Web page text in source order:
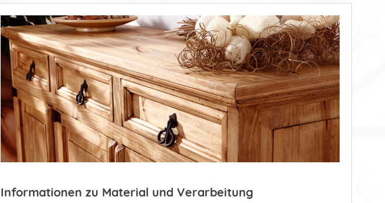
Informationen zu Material und Verarbeitung